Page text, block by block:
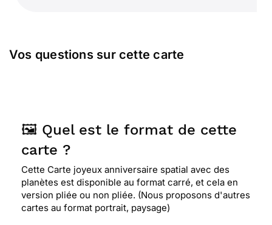
Vos questions sur cette carte
🖼️ Quel est le format de cette
carte ?
Cette Carte joyeux anniversaire spatial avec des
planètes est disponible au format carré, et cela en
version pliée ou non pliée. (Nous proposons d'autres
cartes au format portrait, paysage)